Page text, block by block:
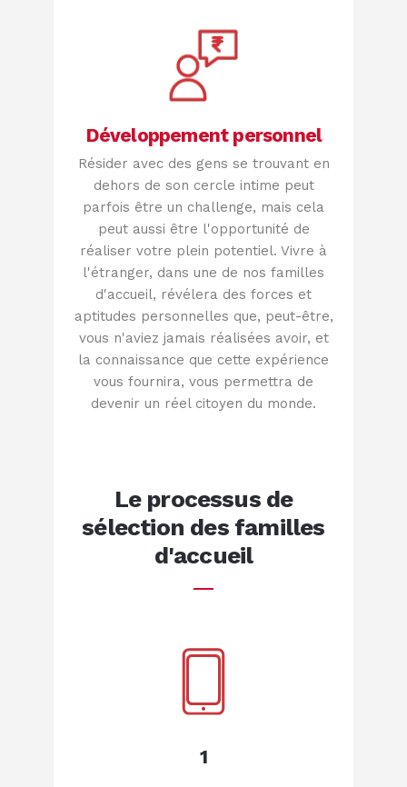
Développement personnel
Résider avec des gens se trouvant en
dehors de son cercle intime peut
parfois être un challenge, mais cela
peut aussi être l'opportunité de
réaliser votre plein potentiel. Vivre à
l'étranger, dans une de nos familles
d'accueil, révélera des forces et
aptitudes personnelles que, peut-être,
vous n'aviez jamais réalisées avoir, et
la connaissance que cette expérience
vous fournira, vous permettra de
devenir un réel citoyen du monde.
Le processus de
sélection des familles
d'accueil
1